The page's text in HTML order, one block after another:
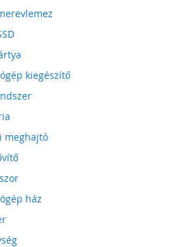
kiegészítő
meghajtó
ház